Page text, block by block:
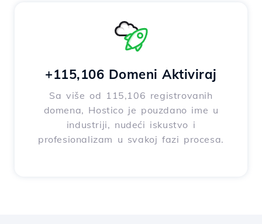
+115,106 Domeni Aktiviraj
Sa više od 115,106 registrovanih
domena, Hostico je pouzdano ime u
industriji, nudeći iskustvo i
profesionalizam u svakoj fazi procesa.